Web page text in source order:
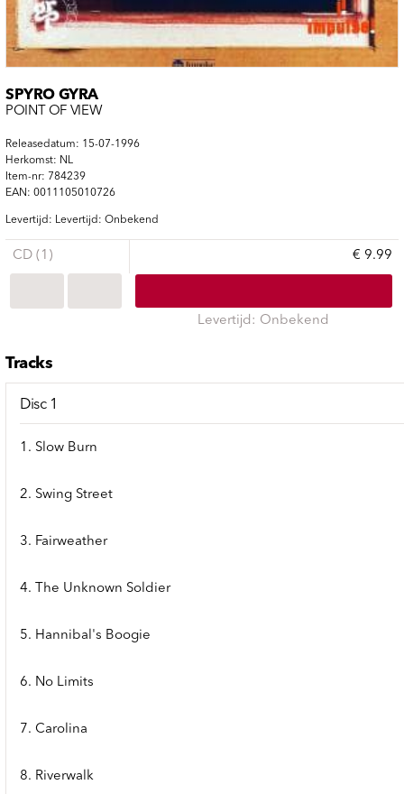
SPYRO GYRA
POINT OF VIEW
Releasedatum: 15-07-1996
Herkomst: NL
Item-nr: 784239
EAN: 0011105010726
Levertijd: Levertijd: Onbekend
CD (1) € 9.99
Levertijd: Onbekend
Tracks
Disc 1
1. Slow Burn
2. Swing Street
3. Fairweather
4. The Unknown Soldier
5. Hannibal's Boogie
6. No Limits
7. Carolina
8. Riverwalk